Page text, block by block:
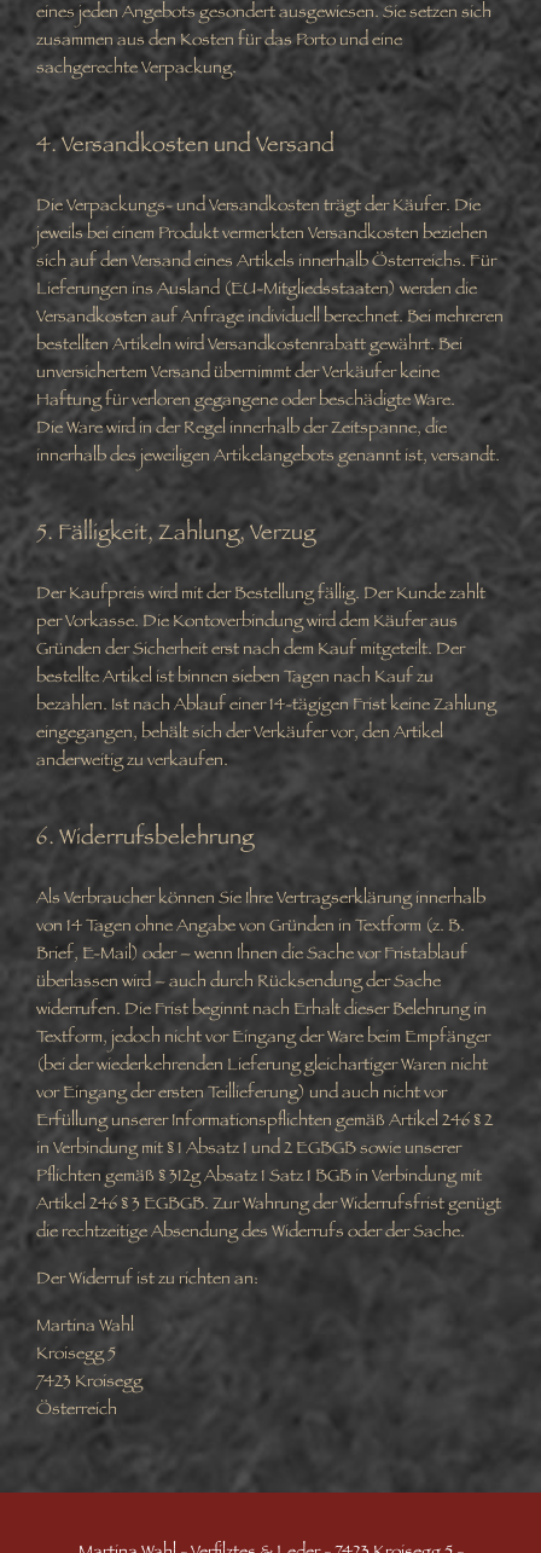
eines jeden Angebots gesondert ausgewiesen. Sie setzen sich
zusammen aus den Kosten für das Porto und eine
sachgerechte Verpackung.
4. Versandkosten und Versand
Die Verpackungs- und Versandkosten trägt der Käufer. Die
jeweils bei einem Produkt vermerkten Versandkosten beziehen
sich auf den Versand eines Artikels innerhalb Österreichs. Für
Lieferungen ins Ausland (EU-Mitgliedsstaaten) werden die
Versandkosten auf Anfrage individuell berechnet. Bei mehreren
bestellten Artikeln wird Versandkostenrabatt gewährt. Bei
unversichertem Versand übernimmt der Verkäufer keine
Haftung für verloren gegangene oder beschädigte Ware.
Die Ware wird in der Regel innerhalb der Zeitspanne, die
innerhalb des jeweiligen Artikelangebots genannt ist, versandt.
5. Fälligkeit, Zahlung, Verzug
Der Kaufpreis wird mit der Bestellung fällig. Der Kunde zahlt
per Vorkasse. Die Kontoverbindung wird dem Käufer aus
Gründen der Sicherheit erst nach dem Kauf mitgeteilt. Der
bestellte Artikel ist binnen sieben Tagen nach Kauf zu
bezahlen. Ist nach Ablauf einer 14-tägigen Frist keine Zahlung
eingegangen, behält sich der Verkäufer vor, den Artikel
anderweitig zu verkaufen.
6. Widerrufsbelehrung
Als Verbraucher können Sie Ihre Vertragserklärung innerhalb
von 14 Tagen ohne Angabe von Gründen in Textform (z. B.
Brief, E-Mail) oder – wenn Ihnen die Sache vor Fristablauf
überlassen wird – auch durch Rücksendung der Sache
widerrufen. Die Frist beginnt nach Erhalt dieser Belehrung in
Textform, jedoch nicht vor Eingang der Ware beim Empfänger
(bei der wiederkehrenden Lieferung gleichartiger Waren nicht
vor Eingang der ersten Teillieferung) und auch nicht vor
Erfüllung unserer Informationspflichten gemäß Artikel 246 § 2
in Verbindung mit § 1 Absatz 1 und 2 EGBGB sowie unserer
Pflichten gemäß § 312g Absatz 1 Satz 1 BGB in Verbindung mit
Artikel 246 § 3 EGBGB. Zur Wahrung der Widerrufsfrist genügt
die rechtzeitige Absendung des Widerrufs oder der Sache.
Der Widerruf ist zu richten an:
Martina Wahl
Kroisegg 5
7423 Kroisegg
Österreich